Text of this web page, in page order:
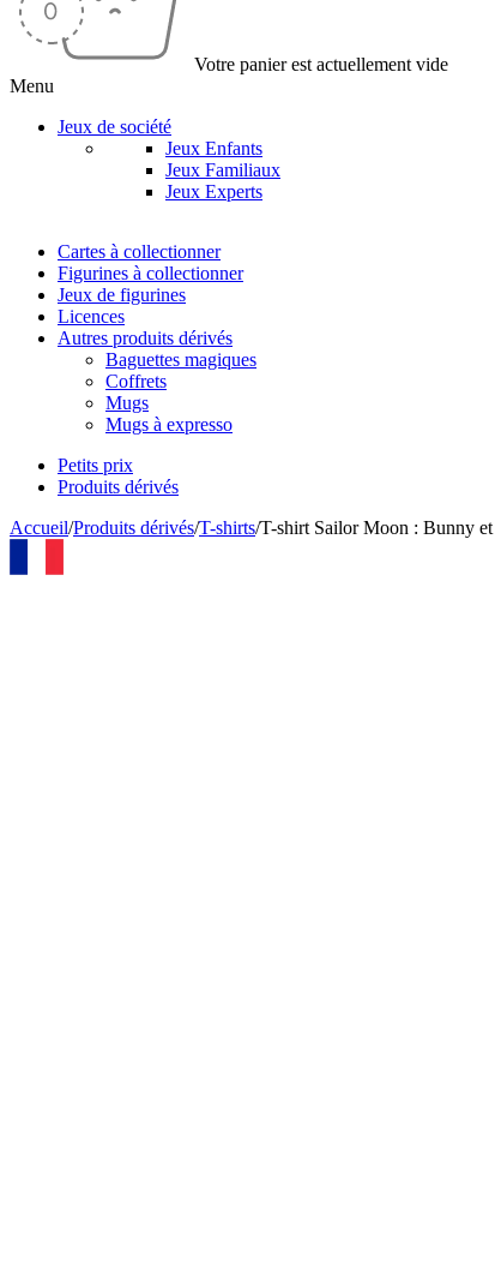
Votre panier est actuellement vide
Menu
Jeux de société
Jeux Enfants
Jeux Familiaux
Jeux Experts
Cartes à collectionner
Figurines à collectionner
Jeux de figurines
Licences
Autres produits dérivés
Baguettes magiques
Coffrets
Mugs
Mugs à expresso
Petits prix
Produits dérivés
Accueil/Produits dérivés/T-shirts/T-shirt Sailor Moon : Bunny